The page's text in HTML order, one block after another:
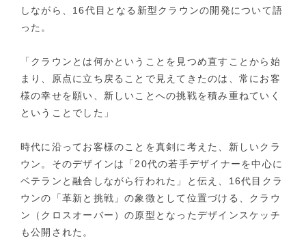
しながら、16代目となる新型クラウンの開発について語
った。
「クラウンとは何かということを見つめ直すことから始
まり、原点に立ち戻ることで見えてきたのは、常にお客
様の幸せを願い、新しいことへの挑戦を積み重ねていく
ということでした」
時代に沿ってお客様のことを真剣に考えた、新しいクラ
ウン。そのデザインは「20代の若手デザイナーを中心に
ベテランと融合しながら行われた」と伝え、16代目クラ
ウンの「革新と挑戦」の象徴として位置づける、クラウ
ン（クロスオーバー）の原型となったデザインスケッチ
も公開された。